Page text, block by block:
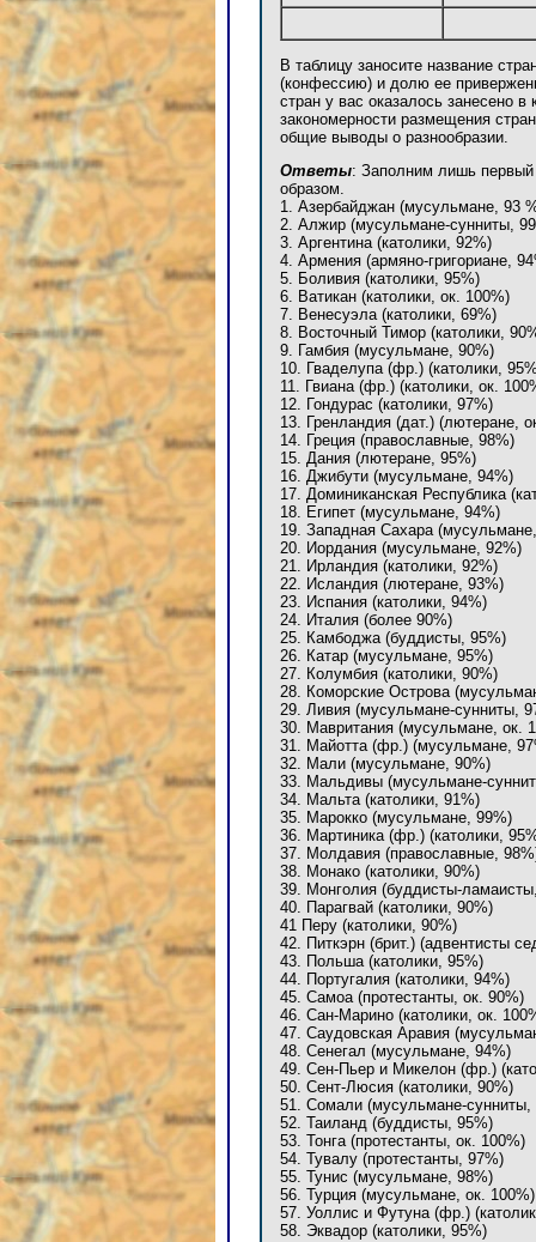
В таблицу заносите название
(конфессию) и долю ее
стран у вас оказалось занесено
закономерности размещения
общие выводы о разнообразии.
Ответы: Заполним лишь первый
образом.
1. Азербайджан (мусульмане, 93
2. Алжир (мусульмане-сунниты,
3. Аргентина (католики, 92%)
4. Армения (армяно-григориане,
5. Боливия (католики, 95%)
6. Ватикан (католики, ок. 100%)
7. Венесуэла (католики, 69%)
8. Восточный Тимор (католики,
9. Гамбия (мусульмане, 90%)
10. Гваделупа (фр.) (католики,
11. Гвиана (фр.) (католики, ок.
12. Гондурас (католики, 97%)
13. Гренландия (дат.) (лютеране,
14. Греция (православные, 98%)
15. Дания (лютеране, 95%)
16. Джибути (мусульмане, 94%)
17. Доминиканская Республика
18. Египет (мусульмане, 94%)
19. Западная Сахара
20. Иордания (мусульмане, 92%)
21. Ирландия (католики, 92%)
22. Исландия (лютеране, 93%)
23. Испания (католики, 94%)
24. Италия (более 90%)
25. Камбоджа (буддисты, 95%)
26. Катар (мусульмане, 95%)
27. Колумбия (католики, 90%)
28. Коморские Острова
29. Ливия (мусульмане-сунниты,
30. Мавритания (мусульмане, ок.
31. Майотта (фр.) (мусульмане,
32. Мали (мусульмане, 90%)
33. Мальдивы (мусульмане-
34. Мальта (католики, 91%)
35. Марокко (мусульмане, 99%)
36. Мартиника (фр.) (католики,
37. Молдавия (православные,
38. Монако (католики, 90%)
39. Монголия (буддисты-
40. Парагвай (католики, 90%)
41 Перу (католики, 90%)
42. Питкэрн (брит.) (адвентисты
43. Польша (католики, 95%)
44. Португалия (католики, 94%)
45. Самоа (протестанты, ок. 90%)
46. Сан-Марино (католики, ок.
47. Саудовская Аравия
48. Сенегал (мусульмане, 94%)
49. Сен-Пьер и Микелон (фр.)
50. Сент-Люсия (католики, 90%)
51. Сомали (мусульмане-сунниты,
52. Таиланд (буддисты, 95%)
53. Тонга (протестанты, ок. 100%)
54. Тувалу (протестанты, 97%)
55. Тунис (мусульмане, 98%)
56. Турция (мусульмане, ок. 100%)
57. Уоллис и Футуна (фр.)
58. Эквадор (католики, 95%)